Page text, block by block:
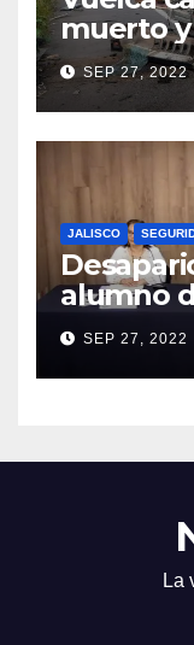
muerto
SEP 27, 2022
JALISCO
alumno
SEP 27, 2022
La